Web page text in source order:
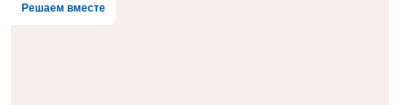
Решаем вместе